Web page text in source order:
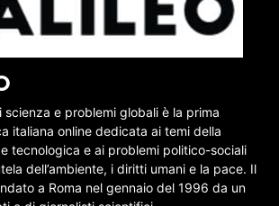
scienza e problemi globali è la prima
italiana online dedicata ai temi della
tecnologica e ai problemi politico-sociali
dell’ambiente, i diritti umani e la pace. Il
a Roma nel gennaio del 1996 da un